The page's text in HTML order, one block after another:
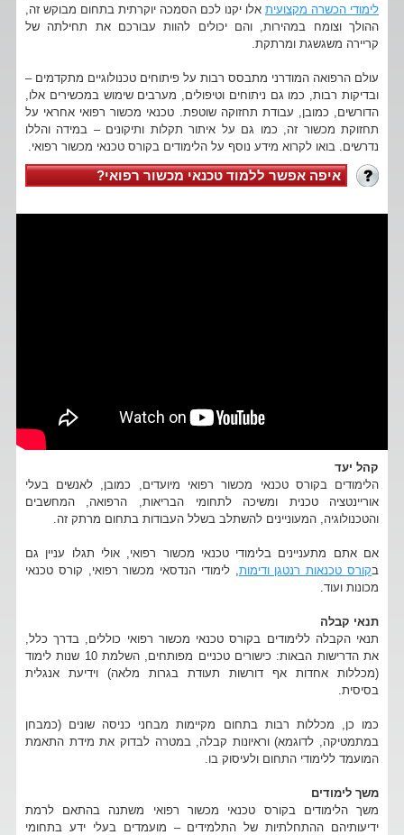
לימודי הכשרה מקצועיתאלו יקנו לכם הסמכה יוקרתית בתחום מבוקש זה,
ההולך וצומח במהירות, והם יכולים להוות עבורכם את תחילתה של
קריירה משגשגת ומרתקת.
עולם הרפואה המודרני מתבסס רבות על פיתוחים טכנולוגיים מתקדמים –
ובדיקות רבות, כמו גם ניתוחים וטיפולים, מערבים שימוש במכשירים אלו,
הדורשים, כמובן, עבודת תחזוקה שוטפת. טכנאי מכשור רפואי אחראי על
תחזוקת מכשור זה, כמו גם על איתור תקלות ותיקונים – במידה והללו
נדרשים. בואו לקרוא מידע נוסף על הלימודים בקורס טכנאי מכשור רפואי.
איפה אפשר ללמוד טכנאי מכשור רפואי?
קהל יעד
הלימודים בקורס טכנאי מכשור רפואי מיועדים, כמובן, לאנשים בעלי
אוריינטציה טכנית ומשיכה לתחומי הבריאות, הרפואה, המחשבים
והטכנולוגיה, המעוניינים להשתלב בשלל העבודות בתחום מרתק זה.
אם אתם מתעניינים בלימודי טכנאי מכשור רפואי, אולי תגלו עניין גם
בקורס טכנאות רנטגן ודימות , לימודי הנדסאי מכשור רפואי, קורס טכנאי
מכונות ועוד.
תנאי קבלה
תנאי הקבלה ללימודים בקורס טכנאי מכשור רפואי כוללים, בדרך כלל,
את הדרישות הבאות: כישורים טכניים מפותחים, השלמת 10 שנות לימוד
(מכללות אחדות אף דורשות תעודת בגרות מלאה) וידיעת אנגלית
בסיסית.
כמו כן, מכללות רבות בתחום מקיימות מבחני כניסה שונים (כמבחן
במתמטיקה, לדוגמא) וראיונות קבלה, במטרה לבדוק את מידת התאמת
המועמד ללימודי התחום ולעיסוק בו.
משך לימודים
משך הלימודים בקורס טכנאי מכשור רפואי משתנה בהתאם לרמת
ידיעותיהם ההתחלתיות של התלמידים – מועמדים בעלי ידע בתחומי